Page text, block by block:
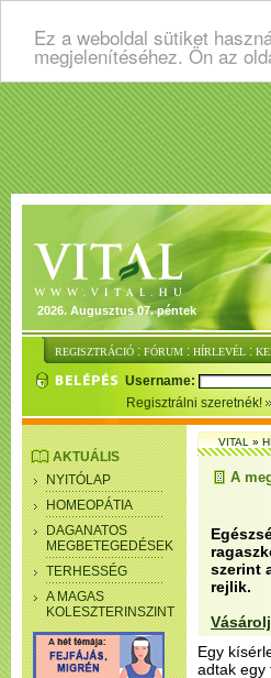
Ez a weboldal sütiket
megjelenítéséhez. Ön az
2026. Augusztus 07. péntek
REGISZTRÁCIÓ : FÓRUM : HÍRLEVÉL :
Username:
Regisztrálni szeretnék!
AKTUÁLIS
NYITÓLAP
HOMEOPÁTIA
DAGANATOS
MEGBETEGEDÉSEK
TERHESSÉG
A MAGAS
KOLESZTERINSZINT
VITAL»
A
szerint
rejlik.
Egy
adtak egy